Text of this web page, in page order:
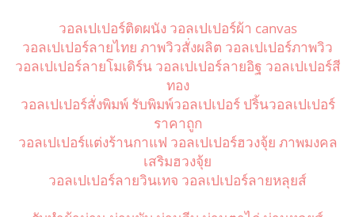
วอลเปเปอร์ติดผนัง วอลเปเปอร์ผ้า canvas
วอลเปเปอร์ลายไทย ภาพวิวสั่งผลิต วอลเปเปอร์ภาพวิว
วอลเปเปอร์ลายโมเดิร์น วอลเปเปอร์ลายอิฐ วอลเปเปอร์สี
ทอง
วอลเปเปอร์สั่งพิมพ์ รับพิมพ์วอลเปเปอร์ ปริ้นวอลเปเปอร์
ราคาถูก
วอลเปเปอร์แต่งร้านกาแฟ วอลเปเปอร์ฮวงจุ้ย ภาพมงคล
เสริมฮวงจุ้ย
วอลเปเปอร์ลายวินเทจ วอลเปเปอร์ลายหลุยส์